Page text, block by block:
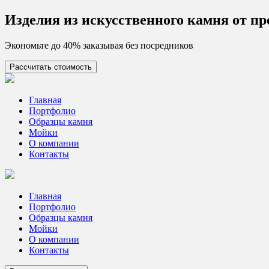
Skip
to
Изделия из искусcтвенного камня от
Экономьте до 40% заказывая без посредников
Рассчитать стоимость
Цех камня
Столешницы из искусственного камня
Главная
Портфолио
Образцы камня
Мойки
О компании
Контакты
Главная
Портфолио
Образцы камня
Мойки
О компании
Контакты